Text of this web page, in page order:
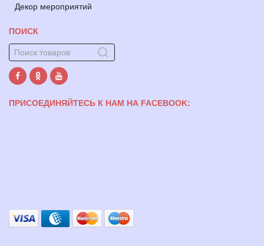
Декор мероприятий
ПОИСК
ПРИСОЕДИНЯЙТЕСЬ К НАМ НА FACEBOOK: